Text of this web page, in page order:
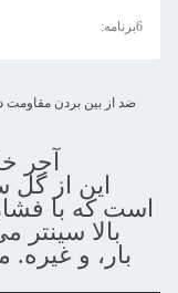
کوره
آجر خاکستری
از گل سخت با
فشار بالا
سینتر می
و غیره. معمولا